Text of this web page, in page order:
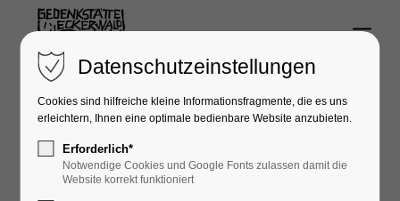
Login
Passwort
Menu
Presseberichte
Datenschutzeinstellungen
Cookies sind hilfreiche kleine Informationsfragmente, die es uns
erleichtern, Ihnen eine optimale bedienbare Website anzubieten.
Erforderlich*
Notwendige Cookies und Google Fonts zulassen damit die
Website korrekt funktioniert